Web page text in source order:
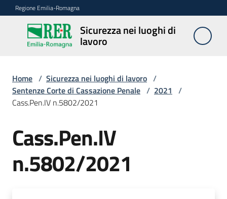
Vai al contenuto
Vai alla navigazione
Vai al footer
Regione Emilia-Romagna
Sicurezza nei luoghi di
lavoro
Sicurezza
nei
lavoro
Sicurezza
costruzioni
Home / Sicurezza nei luoghi di lavoro /
Sentenze Corte di Cassazione Penale / 2021 /
Cass.Pen.IV n.5802/2021
Cass.Pen.IV
n.5802/2021